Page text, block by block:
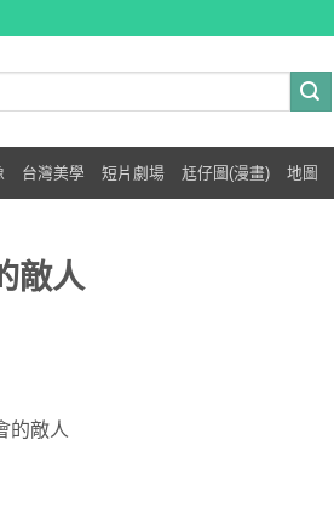
台灣美學 短片劇場 尪仔圖(漫畫) 地圖
敵人
的敵人